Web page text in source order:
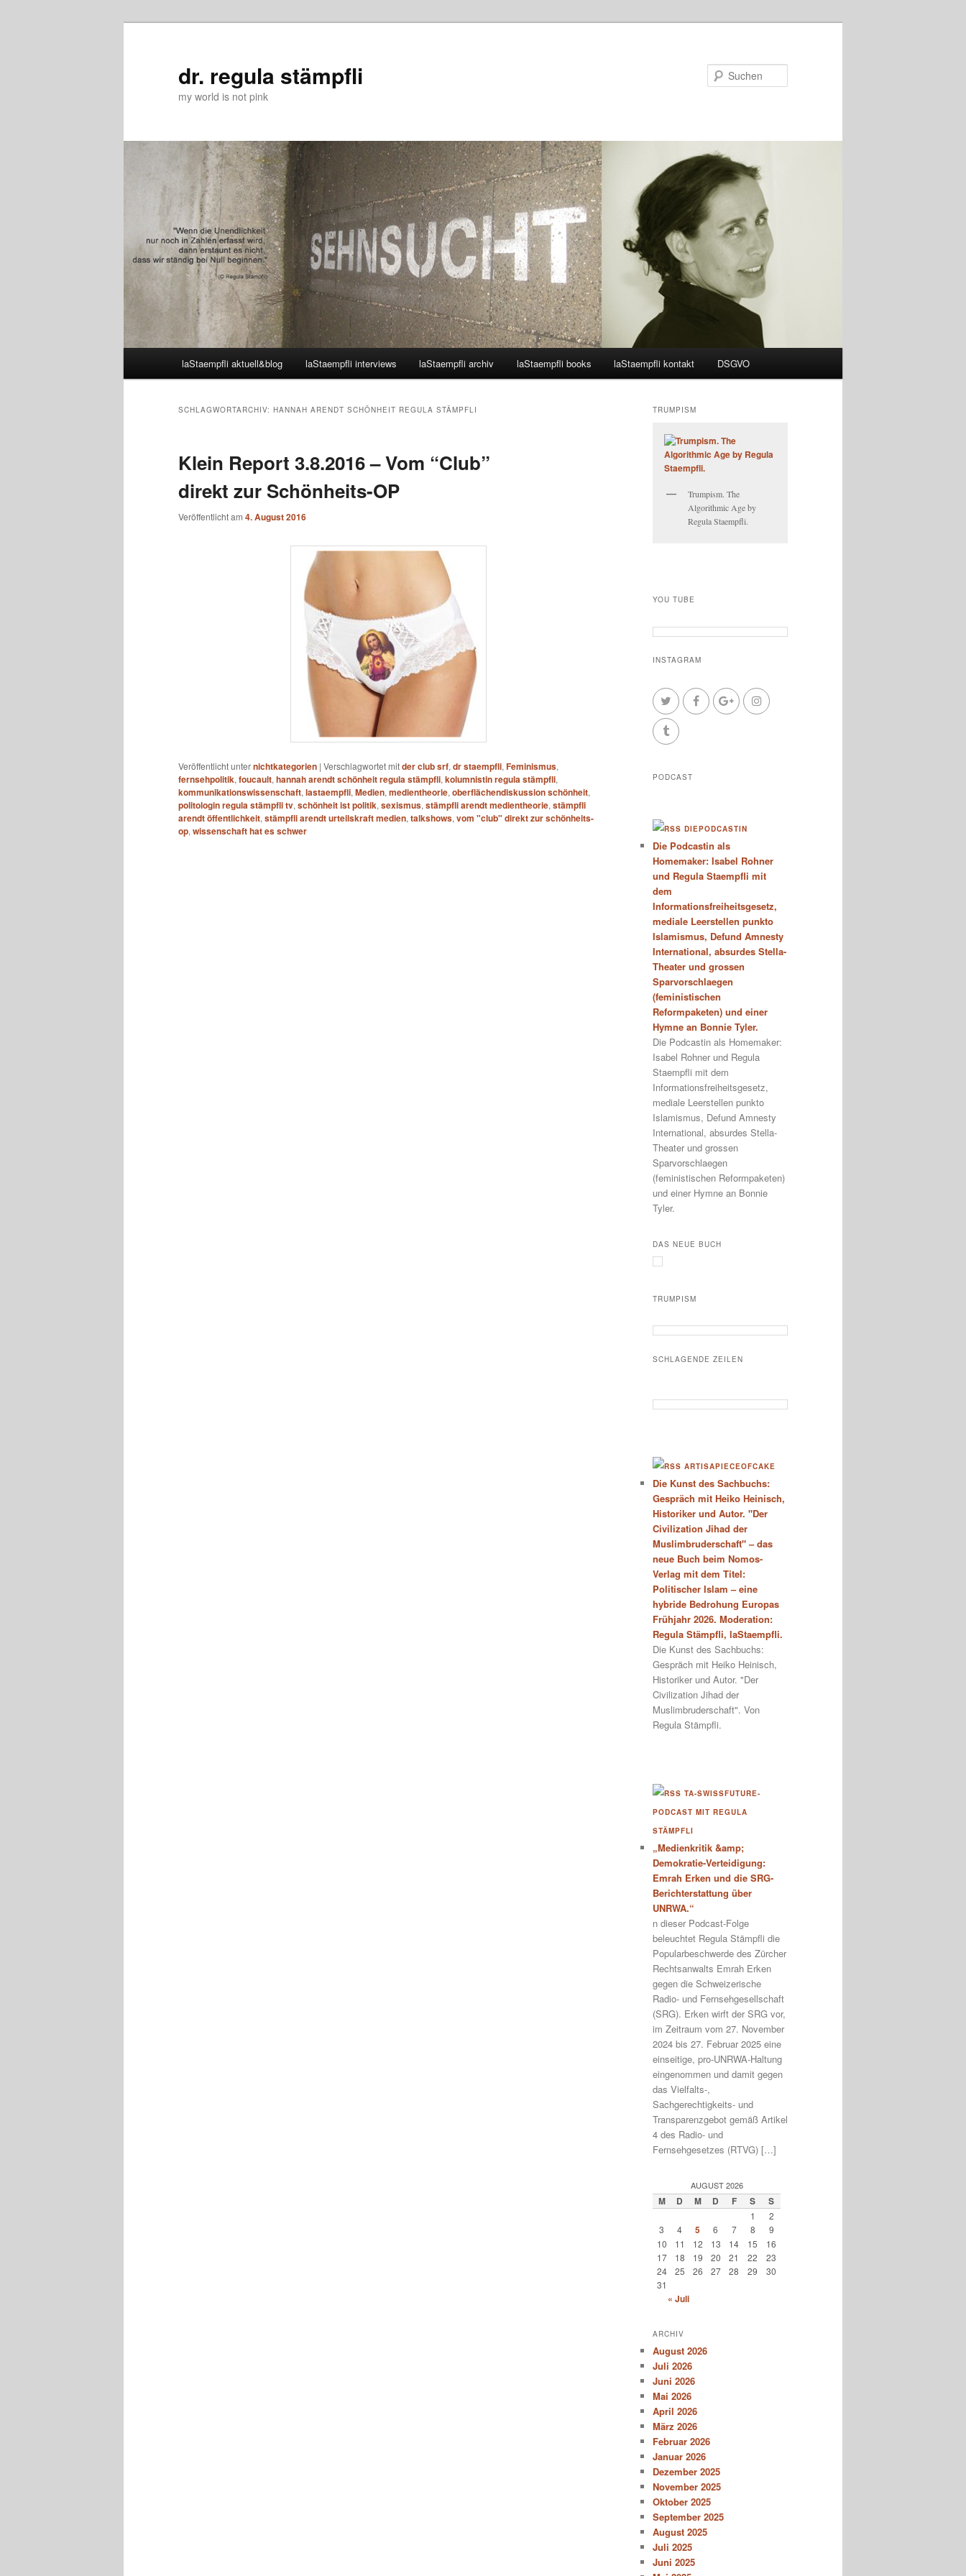
dr. regula stämpfli
my world is not pink
laStaempfli aktuell&blog laStaempfli interviews laStaempfli archiv laStaempfli books laStaempfli kontakt DSGVO
SCHLAGWORTARCHIV: HANNAH ARENDT SCHÖNHEIT REGULA STÄMPFLI
Klein Report 3.8.2016 – Vom “Club”
direkt zur Schönheits-OP
Veröffentlicht am 4. August 2016
Veröffentlicht unternichtkategorien | Verschlagwortet mitder club srf, dr staempfli, Feminismus,
fernsehpolitik, foucault, hannah arendt schönheit regula stämpfli, kolumnistin regula stämpfli,
kommunikationswissenschaft, lastaempfli, Medien, medientheorie, oberflächendiskussion schönheit,
politologin regula stämpfli tv, schönheit ist politik, sexismus, stämpfli arendt medientheorie, stämpfli
arendt öffentlichkeit, stämpfli arendt urteilskraft medien, talkshows, vom "club" direkt zur schönheits-
op, wissenschaft hat es schwer
TRUMPISM
Trumpism. The
Algorithmic Age by
Regula Staempfli.
YOU TUBE
INSTAGRAM
PODCAST
DIEPODCASTIN
Die Podcastin als
Homemaker: Isabel Rohner
und Regula Staempfli mit
dem
Informationsfreiheitsgesetz,
mediale Leerstellen punkto
Islamismus, Defund Amnesty
International, absurdes Stella-
Theater und grossen
Sparvorschlaegen
(feministischen
Reformpaketen) und einer
Hymne an Bonnie Tyler.
Die Podcastin als Homemaker:
Isabel Rohner und Regula
Staempfli mit dem
Informationsfreiheitsgesetz,
mediale Leerstellen punkto
Islamismus, Defund Amnesty
International, absurdes Stella-
Theater und grossen
Sparvorschlaegen
(feministischen Reformpaketen)
und einer Hymne an Bonnie
Tyler.
DAS NEUE BUCH
TRUMPISM
SCHLAGENDE ZEILEN
ARTISAPIECEOFCAKE
Die Kunst des Sachbuchs:
Gespräch mit Heiko Heinisch,
Historiker und Autor. "Der
Civilization Jihad der
Muslimbruderschaft" – das
neue Buch beim Nomos-
Verlag mit dem Titel:
Politischer Islam – eine
hybride Bedrohung Europas
Frühjahr 2026. Moderation:
Regula Stämpfli, laStaempfli.
Die Kunst des Sachbuchs:
Gespräch mit Heiko Heinisch,
Historiker und Autor. "Der
Civilization Jihad der
Muslimbruderschaft". Von
Regula Stämpfli.
TA-SWISSFUTURE-
PODCAST MIT REGULA
STÄMPFLI
„Medienkritik &amp;
Demokratie-Verteidigung:
Emrah Erken und die SRG-
Berichterstattung über
UNRWA.“
n dieser Podcast-Folge
beleuchtet Regula Stämpfli die
Popularbeschwerde des Zürcher
Rechtsanwalts Emrah Erken
gegen die Schweizerische
Radio- und Fernsehgesellschaft
(SRG). Erken wirft der SRG vor,
im Zeitraum vom 27. November
2024 bis 27. Februar 2025 eine
einseitige, pro-UNRWA-Haltung
eingenommen und damit gegen
das Vielfalts-,
Sachgerechtigkeits- und
Transparenzgebot gemäß Artikel
4 des Radio- und
Fernsehgesetzes (RTVG) […]
AUGUST 2026
M D M D F S S
1
2
3
4 5 6 7 8
9
10
11 12 13 14 15
16
17
18 19 20 21 22
23
24
25 26 27 28 29
30
31
« Juli
ARCHIV
August 2026
Juli 2026
Juni 2026
Mai 2026
April 2026
März 2026
Februar 2026
Januar 2026
Dezember 2025
November 2025
Oktober 2025
September 2025
August 2025
Juli 2025
Juni 2025